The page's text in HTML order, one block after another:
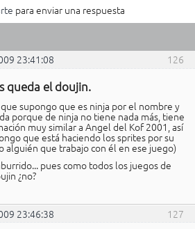
para enviar una respuesta
126
23:41:08
queda el doujin.
que supongo que es ninja por el nombre y
porque de ninja no tiene nada más, tiene
muy similar a Angel del Kof 2001, así
que está haciendo los sprites por su
alguién que trabajo con él en ese juego)
pues como todos los juegos de
¿no?
127
23:46:38